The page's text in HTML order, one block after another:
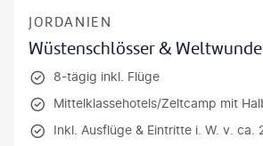
JORDANIEN
Wüstenschlösser &
8-tägig inkl. Flüge
Mittelklassehotels/Zeltcamp mit
Inkl. Ausflüge & Eintritte i. W. v. ca.